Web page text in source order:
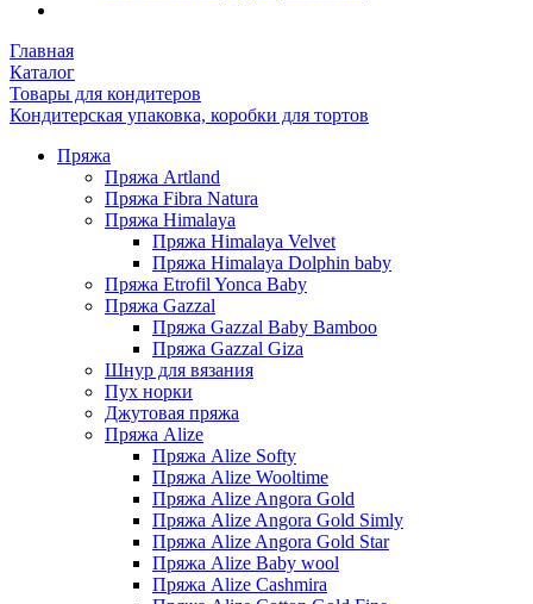
Главная
Каталог
Товары для кондитеров
Кондитерская упаковка, коробки для тортов
Пряжа
Пряжа Artland
Пряжа Fibra Natura
Пряжа Himalaya
Пряжа Himalaya Velvet
Пряжа Himalaya Dolphin baby
Пряжа Etrofil Yonca Baby
Пряжа Gazzal
Пряжа Gazzal Baby Bamboo
Пряжа Gazzal Giza
Шнур для вязания
Пух норки
Джутовая пряжа
Пряжа Alize
Пряжа Alize Softy
Пряжа Alize Wooltime
Пряжа Alize Angora Gold
Пряжа Alize Angora Gold Simly
Пряжа Alize Angora Gold Star
Пряжа Alize Baby wool
Пряжа Alize Cashmira